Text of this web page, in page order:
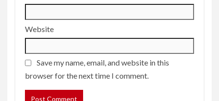
Website
Save my name, email, and website in this
browser for the next time I comment.